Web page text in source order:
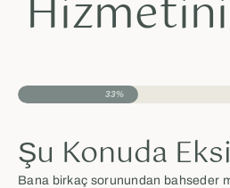
33%
Şu Konuda
Bana birkaç sorunundan bahseder